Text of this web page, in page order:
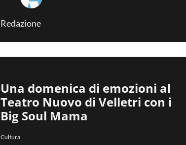
Redazione
Una domenica di emozioni al
Teatro Nuovo di Velletri con i
Big Soul Mama
Cultura